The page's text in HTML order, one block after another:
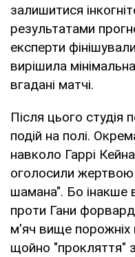
залишитися
результатами
експерти
вирішила
вгадані матчі.
Після цього
подій на полі.
навколо Гаррі
оголосили жертвою
шамана". Бо інакше
проти Гани
м'яч вище порожніх
щойно "прокляття"